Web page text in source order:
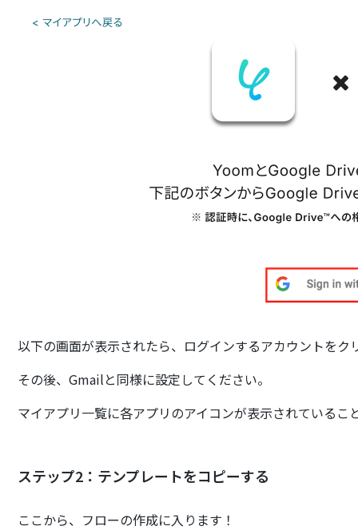
以下の画面が表示されたら、ログインするアカウントをク
その後、Gmailと同様に設定してください。
マイアプリ一覧に各アプリのアイコンが表示されている
ステップ2：テンプレートをコピーする
ここから、フローの作成に入ります！